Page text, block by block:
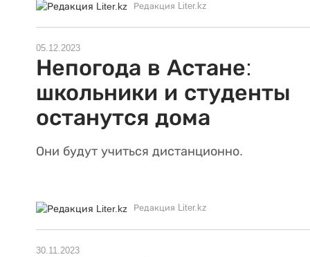
Редакция Liter.kz
05.12.2023
Непогода в Астане:
школьники и студенты
останутся дома
Они будут учиться дистанционно.
Редакция Liter.kz
30.11.2023